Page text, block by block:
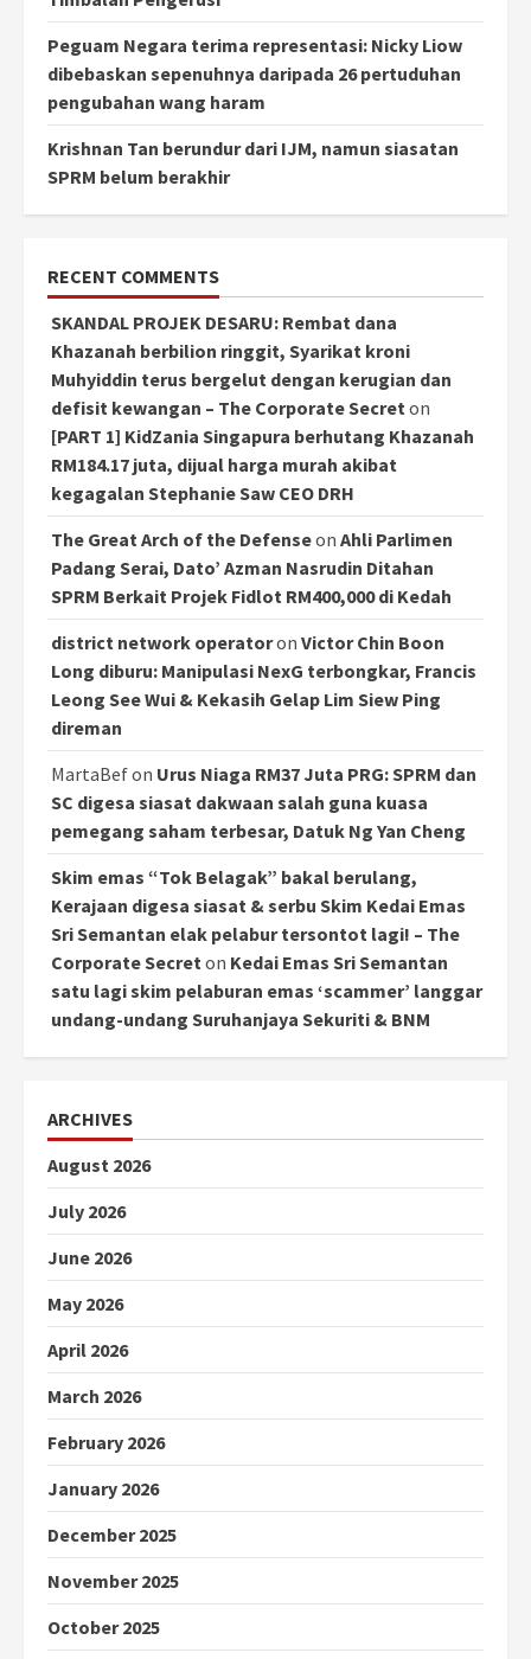
Peguam Negara terima representasi: Nicky Liow
dibebaskan sepenuhnya daripada 26 pertuduhan
pengubahan wang haram
Krishnan Tan berundur dari IJM, namun siasatan
SPRM belum berakhir
RECENT COMMENTS
SKANDAL PROJEK DESARU: Rembat dana
Khazanah berbilion ringgit, Syarikat kroni
Muhyiddin terus bergelut dengan kerugian dan
defisit kewangan – The Corporate Secret on
[PART 1] KidZania Singapura berhutang Khazanah
RM184.17 juta, dijual harga murah akibat
kegagalan Stephanie Saw CEO DRH
The Great Arch of the Defenseon Ahli Parlimen
Padang Serai, Dato’ Azman Nasrudin Ditahan
SPRM Berkait Projek Fidlot RM400,000 di Kedah
district network operatoron Victor Chin Boon
Long diburu: Manipulasi NexG terbongkar, Francis
Leong See Wui & Kekasih Gelap Lim Siew Ping
direman
MartaBefon Urus Niaga RM37 Juta PRG: SPRM dan
SC digesa siasat dakwaan salah guna kuasa
pemegang saham terbesar, Datuk Ng Yan Cheng
Skim emas “Tok Belagak” bakal berulang,
Kerajaan digesa siasat & serbu Skim Kedai Emas
Sri Semantan elak pelabur tersontot lagi! – The
Corporate Secret on Kedai Emas Sri Semantan
satu lagi skim pelaburan emas ‘scammer’ langgar
undang-undang Suruhanjaya Sekuriti & BNM
ARCHIVES
August 2026
July 2026
June 2026
May 2026
April 2026
March 2026
February 2026
January 2026
December 2025
November 2025
October 2025